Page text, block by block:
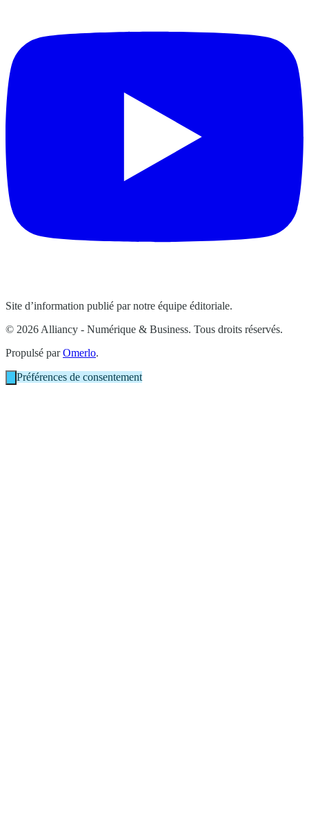
Site d’information publié par notre équipe éditoriale.
© 2026 Alliancy - Numérique & Business. Tous droits réservés.
Propulsé parOmerlo.
Préférences de consentement